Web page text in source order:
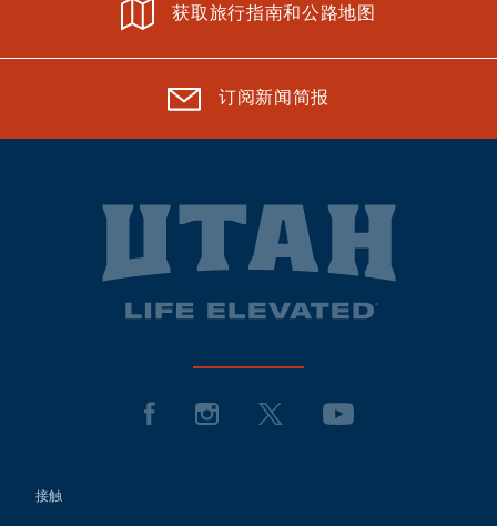
获取旅行指南和公路地图
订阅新闻简报
接触